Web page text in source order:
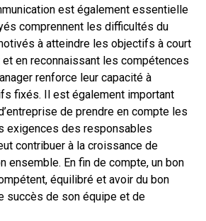
est également essentielle
comprennent les difficultés du
à atteindre les objectifs à court
et en reconnaissant les compétences
renforce leur capacité à
fixés. Il est également important
de prendre en compte les
exigences des responsables
contribuer à la croissance de
ensemble. En fin de compte, un bon
équilibré et avoir du bon
succès de son équipe et de